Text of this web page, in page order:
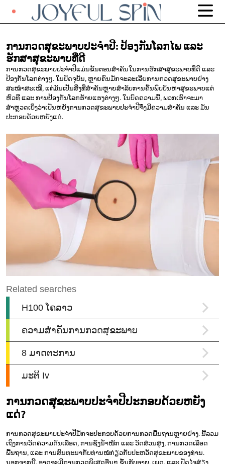
ການກວດສຸຂະພາບປະຈຳປີ: ປ້ອງກັນໂລກໄພແລະ
ຮັກສາສຸຂະພາບທີ່ດີ
ການກວດສຸຂະພາບປະຈຳປີແມ່ນຂັ້ນຕອນສຳຄັນໃນການຮັກສາສຸຂະພາບທີ່ດີ ແລະ
ປ້ອງກັນໂລກຕ່າງໆ. ໃນປັດຈຸບັນ, ຫຼາຍຄົນມັກຈະລະເລີຍການກວດສຸຂະພາບຢ່າງ
ສະໝ່ຳສະເໝີ, ແຕ່ມັນເປັນສິ່ງທີ່ສຳຄັນຫຼາຍສຳລັບການຄົ້ນພົບບັນຫາສຸຂະພາບແຕ່
ຫົວທີ ແລະ ການປ້ອງກັນໂລກຮ້າຍແຮງຕ່າງໆ. ໃນບົດຄວາມນີ້, ພວກເຮົາຈະມາ
ສຳຫຼວດເບິ່ງວ່າເປັນຫຍັງການກວດສຸຂະພາບປະຈຳປີຈຶ່ງມີຄວາມສຳຄັນ ແລະ ມັນ
ປະກອບດ້ວຍຫຍັງແດ່.
ການກວດສຸຂະພາບປະຈຳປີປະກອບດ້ວຍຫຍັງ
ແດ່?
ການກວດສຸຂະພາບປະຈຳປີມັກຈະປະກອບດ້ວຍການກວດພື້ນຖານຫຼາຍຢ່າງ. ນີ້ລວມ
ເຖິງການວັດຄວາມດັນເລືອດ, ການຊັ່ງນ້ຳໜັກ ແລະ ວັດສ່ວນສູງ, ການກວດເລືອດ
ພື້ນຖານ, ແລະ ການສົນທະນາກັບທ່ານໝໍກ່ຽວກັບປະຫວັດສຸຂະພາບຂອງທ່ານ.
ນອກຈາກນີ້, ອາດຈະມີການກວດພິເສດອື່ນໆ ຂຶ້ນກັບອາຍຸ, ເພດ, ແລະ ປັດໄຈສ່ຽງ